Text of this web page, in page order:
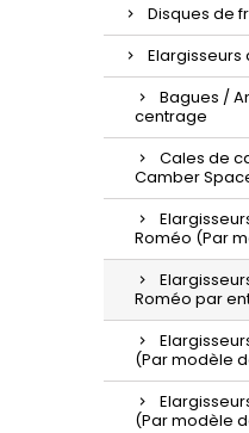
Disques de
Elargisseurs
Bagues /
centrage
Cales de
Camber
Roméo (Par
Roméo par
(Par modèle
(Par modèle